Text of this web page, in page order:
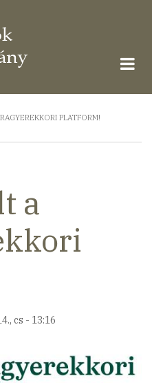
PLATFORM!
a
cs - 13:16